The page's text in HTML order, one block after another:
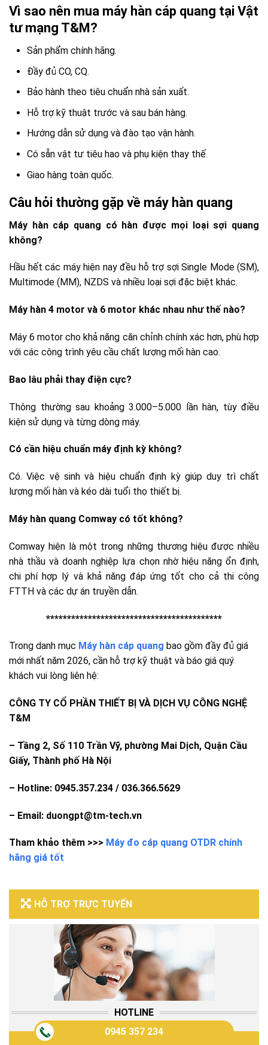
HỖ TRỢ TRỰC TUYẾN
HOTLINE
0945 357 234
Vì sao nên mua máy hàn cáp quang tại Vật
tư mạng T&M?
Sản phẩm chính hãng.
Đầy đủ CO, CQ.
Bảo hành theo tiêu chuẩn nhà sản xuất.
Hỗ trợ kỹ thuật trước và sau bán hàng.
Hướng dẫn sử dụng và đào tạo vận hành.
Có sẵn vật tư tiêu hao và phụ kiện thay thế.
Giao hàng toàn quốc.
Câu hỏi thường gặp về máy hàn quang
Máy hàn cáp quang có hàn được mọi loại sợi quang
không?
Hầu hết các máy hiện nay đều hỗ trợ sợi Single Mode (SM),
Multimode (MM), NZDS và nhiều loại sợi đặc biệt khác.
Máy hàn 4 motor và 6 motor khác nhau như thế nào?
Máy 6 motor cho khả năng căn chỉnh chính xác hơn, phù hợp
với các công trình yêu cầu chất lượng mối hàn cao.
Bao lâu phải thay điện cực?
Thông thường sau khoảng 3.000–5.000 lần hàn, tùy điều
kiện sử dụng và từng dòng máy.
Có cần hiệu chuẩn máy định kỳ không?
Có. Việc vệ sinh và hiệu chuẩn định kỳ giúp duy trì chất
lượng mối hàn và kéo dài tuổi thọ thiết bị.
Máy hàn quang Comway có tốt không?
Comway hiện là một trong những thương hiệu được nhiều
nhà thầu và doanh nghiệp lựa chọn nhờ hiệu năng ổn định,
chi phí hợp lý và khả năng đáp ứng tốt cho cả thi công
FTTH và các dự án truyền dẫn.
******************************************
Trong danh mục Máy hàn cáp quang bao gồm đầy đủ giá
mới nhất năm 2026, cần hỗ trợ kỹ thuật và báo giá quý
khách vui lòng liên hệ:
CÔNG TY CỔ PHẦN THIẾT BỊ VÀ DỊCH VỤ CÔNG NGHỆ
T&M
– Tầng 2, Số 110 Trần Vỹ, phường Mai Dịch, Quận Cầu
Giấy, Thành phố Hà Nội
– Hotline: 0945.357.234 / 036.366.5629
– Email: duongpt@tm-tech.vn
Tham khảo thêm >>> Máy đo cáp quang OTDR chính
hãng giá tốt